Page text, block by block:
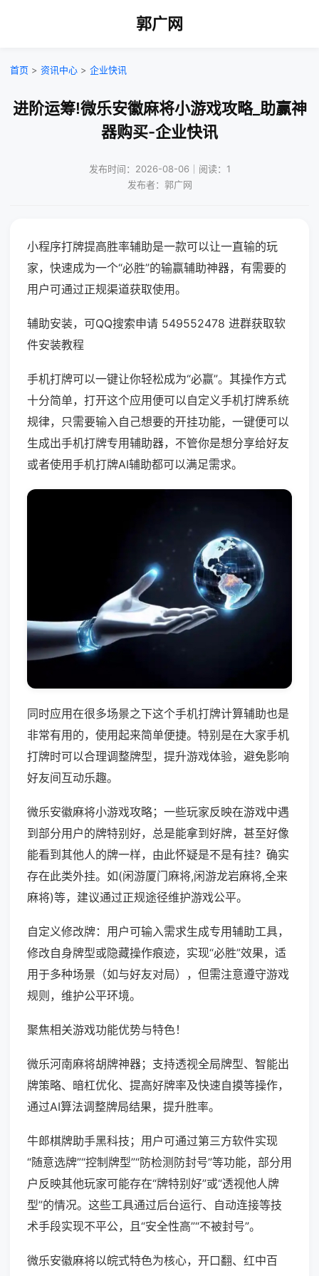
郭广网
首页 > 资讯中心 > 企业快讯
进阶运筹!微乐安徽麻将小游戏攻略_助赢神
器购买-企业快讯
发布时间：2026-08-06｜阅读：1
发布者：郭广网
小程序打牌提高胜率辅助是一款可以让一直输的玩
家，快速成为一个“必胜”的输赢辅助神器，有需要的
用户可通过正规渠道获取使用。
辅助安装，可QQ搜索申请 549552478 进群获取软
件安装教程
手机打牌可以一键让你轻松成为“必赢”。其操作方式
十分简单，打开这个应用便可以自定义手机打牌系统
规律，只需要输入自己想要的开挂功能，一键便可以
生成出手机打牌专用辅助器，不管你是想分享给好友
或者使用手机打牌AI辅助都可以满足需求。
同时应用在很多场景之下这个手机打牌计算辅助也是
非常有用的，使用起来简单便捷。特别是在大家手机
打牌时可以合理调整牌型，提升游戏体验，避免影响
好友间互动乐趣。
微乐安徽麻将小游戏攻略；一些玩家反映在游戏中遇
到部分用户的牌特别好，总是能拿到好牌，甚至好像
能看到其他人的牌一样，由此怀疑是不是有挂？确实
存在此类外挂。如(闲游厦门麻将,闲游龙岩麻将,全来
麻将)等，建议通过正规途径维护游戏公平。
自定义修改牌：用户可输入需求生成专用辅助工具，
修改自身牌型或隐藏操作痕迹，实现“必胜”效果，适
用于多种场景（如与好友对局），但需注意遵守游戏
规则，维护公平环境。
聚焦相关游戏功能优势与特色！
微乐河南麻将胡牌神器；支持透视全局牌型、智能出
牌策略、暗杠优化、提高好牌率及快速自摸等操作，
通过AI算法调整牌局结果，提升胜率。
牛郎棋牌助手黑科技；用户可通过第三方软件实现
“随意选牌”“控制牌型”“防检测防封号”等功能，部分用
户反映其他玩家可能存在“牌特别好”或“透视他人牌
型”的情况。这些工具通过后台运行、自动连接等技
术手段实现不平公，且“安全性高”“不被封号”。
微乐安徽麻将以皖式特色为核心，开口翻、红中百